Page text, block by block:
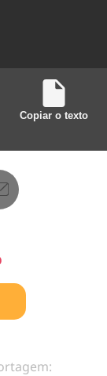
Copiar o texto